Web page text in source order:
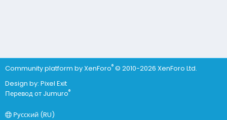
Community platform by XenForo® © 2010-2026 XenForo Ltd.
Design by: Pixel Exit
Перевод от Jumuro®
Русский (RU)